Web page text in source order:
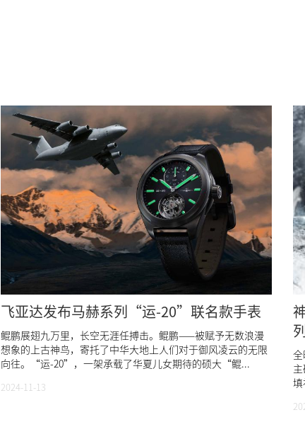
飞亚达发布马赫系列“运-20”联名款手表
鲲鹏展翅九万里，长空无涯任搏击。鲲鹏——被赋予无数浪漫
想象的上古神鸟，寄托了中华大地上人们对于御风凌云的无限
向往。“运-20”，一架承载了华夏儿女期待的硕大“鲲...
2024-11-13